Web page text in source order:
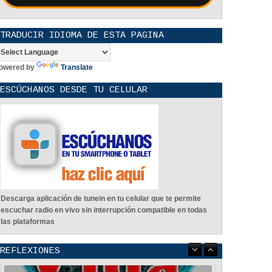
TRADUCIR IDIOMA DE ESTA PAGINA
by Translate
ESCÚCHANOS DESDE TU CELULAR
Descarga aplicación de tunein en tu celular que te permite
escuchar radio en vivo sin interrupción compatible en todas
las plataformas
REFLEXIONES